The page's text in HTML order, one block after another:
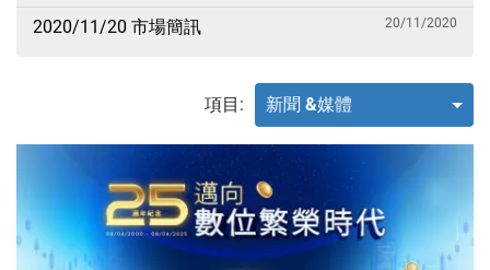
2020/11/20 市場簡訊 20/11/2020
項目: 新聞 &媒體